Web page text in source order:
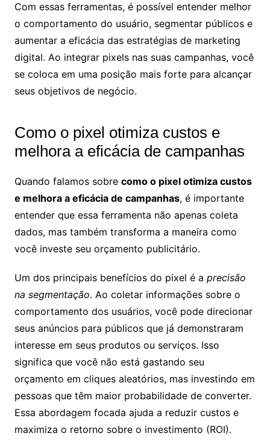
Com essas ferramentas, é possível entender melhor
o comportamento do usuário, segmentar públicos e
aumentar a eficácia das estratégias de marketing
digital. Ao integrar pixels nas suas campanhas, você
se coloca em uma posição mais forte para alcançar
seus objetivos de negócio.
Como o pixel otimiza custos e
melhora a eficácia de campanhas
Quando falamos sobre como o pixel otimiza custos
e melhora a eficácia de campanhas, é importante
entender que essa ferramenta não apenas coleta
dados, mas também transforma a maneira como
você investe seu orçamento publicitário.
Um dos principais benefícios do pixel é a precisão
na segmentação. Ao coletar informações sobre o
comportamento dos usuários, você pode direcionar
seus anúncios para públicos que já demonstraram
interesse em seus produtos ou serviços. Isso
significa que você não está gastando seu
orçamento em cliques aleatórios, mas investindo em
pessoas que têm maior probabilidade de converter.
Essa abordagem focada ajuda a reduzir custos e
maximiza o retorno sobre o investimento (ROI).